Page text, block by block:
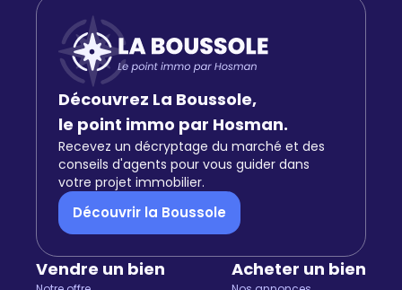
Découvrez La Boussole,
le point immo par Hosman.
Recevez un décryptage du marché et des
conseils d'agents pour vous guider dans
votre projet immobilier.
Découvrir la Boussole
Vendre un bien Acheter un bien